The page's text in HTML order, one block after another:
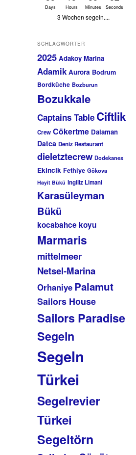
Days Hours Minutes Seconds
3 Wochen segeln....
SCHLAGWÖRTER
2025 Adakoy Marina
Adamik Aurora Bodrum
Bordküche Bozburun
Bozukkale
Captains Table Ciftlik
Crew Cökertme Dalaman
Datca Deniz Restaurant
dieletztecrew Dodekanes
Ekincik Fethiye Gökova
Hayit Bükü Ingiliz Limani
Karasüleyman
Bükü
kocabahce koyu
Marmaris
mittelmeer
Netsel-Marina
Orhaniye Palamut
Sailors House
Sailors Paradise
Segeln
Segeln
Türkei
Segelrevier
Türkei
Segeltörn